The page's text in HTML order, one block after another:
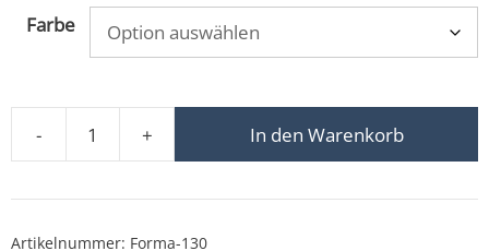
Farbe
-
Abdeckblenden / Erweiterungsaufsätze für Forma |
+ In den Warenkorb
Artikelnummer: Forma-130